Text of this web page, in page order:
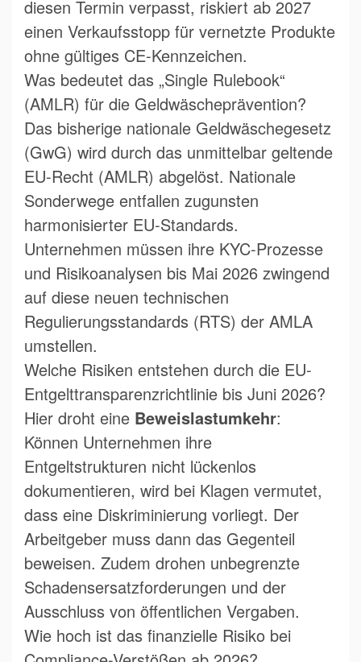
diesen Termin verpasst, riskiert ab 2027
einen Verkaufsstopp für vernetzte Produkte
ohne gültiges CE-Kennzeichen.
Was bedeutet das „Single Rulebook“
(AMLR) für die Geldwäscheprävention?
Das bisherige nationale Geldwäschegesetz
(GwG) wird durch das unmittelbar geltende
EU-Recht (AMLR) abgelöst. Nationale
Sonderwege entfallen zugunsten
harmonisierter EU-Standards.
Unternehmen müssen ihre KYC-Prozesse
und Risikoanalysen bis Mai 2026 zwingend
auf diese neuen technischen
Regulierungsstandards (RTS) der AMLA
umstellen.
Welche Risiken entstehen durch die EU-
Entgelttransparenzrichtlinie bis Juni 2026?
Hier droht eine Beweislastumkehr:
Können Unternehmen ihre
Entgeltstrukturen nicht lückenlos
dokumentieren, wird bei Klagen vermutet,
dass eine Diskriminierung vorliegt. Der
Arbeitgeber muss dann das Gegenteil
beweisen. Zudem drohen unbegrenzte
Schadensersatzforderungen und der
Ausschluss von öffentlichen Vergaben.
Wie hoch ist das finanzielle Risiko bei